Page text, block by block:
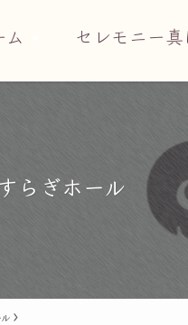
ム セレモニー
らぎホール